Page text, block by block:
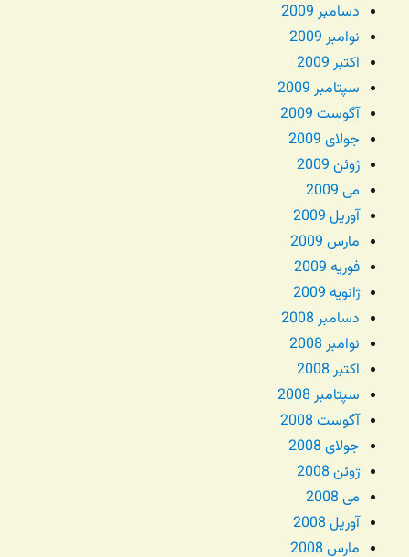
دسامبر 2009
نوامبر 2009
اکتبر 2009
سپتامبر 2009
آگوست 2009
جولای 2009
ژوئن 2009
می 2009
آوریل 2009
مارس 2009
فوریه 2009
ژانویه 2009
دسامبر 2008
نوامبر 2008
اکتبر 2008
سپتامبر 2008
آگوست 2008
جولای 2008
ژوئن 2008
می 2008
آوریل 2008
مارس 2008